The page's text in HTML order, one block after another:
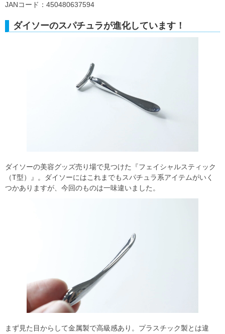
JANコード：450480637594
ダイソーのスパチュラが進化しています！
ダイソーの美容グッズ売り場で見つけた『フェイシャルスティック
（T型）』。ダイソーにはこれまでもスパチュラ系アイテムがいく
つかありますが、今回のものは一味違いました。
まず見た目からして金属製で高級感あり。プラスチック製とは違